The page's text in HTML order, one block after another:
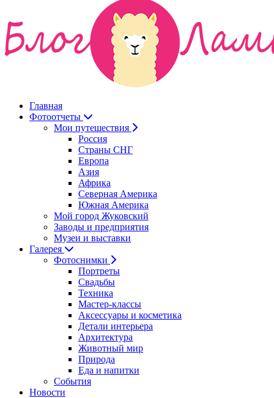
Главная
Фотоотчеты
Мои путешествия
Россия
Страны СНГ
Европа
Азия
Африка
Северная Америка
Южная Америка
Мой город Жуковский
Заводы и предприятия
Музеи и выставки
Галерея
Фотоснимки
Портреты
Свадьбы
Техника
Мастер-классы
Аксессуары и косметика
Детали интерьера
Архитектура
Животный мир
Природа
Еда и напитки
События
Новости